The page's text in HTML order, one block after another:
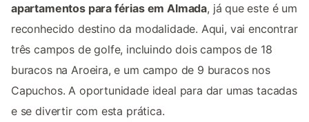
apartamentos para férias em Almada, já que este é um
reconhecido destino da modalidade. Aqui, vai encontrar
três campos de golfe, incluindo dois campos de 18
buracos na Aroeira, e um campo de 9 buracos nos
Capuchos. A oportunidade ideal para dar umas tacadas
e se divertir com esta prática.